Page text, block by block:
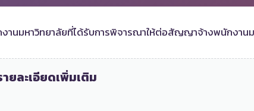
งานมหาวิทยาลัยที่ได้รับการพิจารณาให้ต่อสัญญาจ้างพนักงา
ยละเอียดเพิ่มเติม